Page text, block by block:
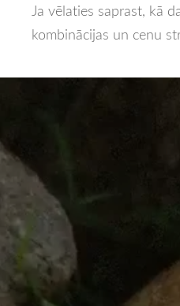
Ja vēlaties saprast, kā
kombinācijas un cenu